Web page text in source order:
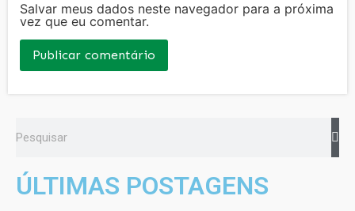
Salvar meus dados neste navegador para a próxima
vez que eu comentar.
ÚLTIMAS POSTAGENS